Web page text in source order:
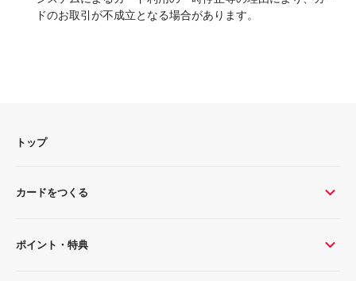
ドのお取引が不成立となる場合があります。
トップ
カードをつくる
ポイント・特典